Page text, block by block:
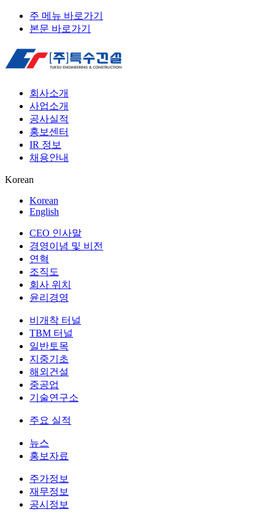
주 메뉴 바로가기
본문 바로가기
회사소개
사업소개
공사실적
홍보센터
IR 정보
채용안내
Korean
Korean
English
CEO 인사말
경영이념 및 비전
연혁
조직도
회사 위치
윤리경영
비개착 터널
TBM 터널
일반토목
지중기초
해외건설
중공업
기술연구소
주요 실적
뉴스
홍보자료
주가정보
재무정보
공시정보